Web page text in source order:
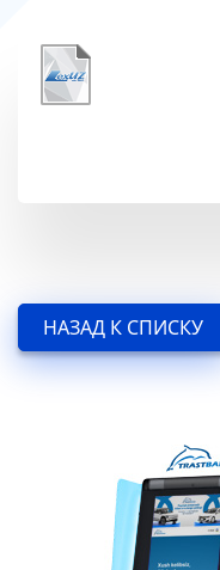
НАЗАД К СПИСКУ